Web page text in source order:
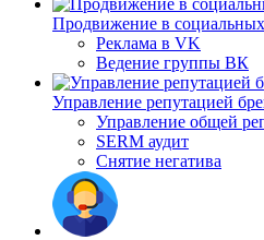
Продвижение в
Реклама в VK
Ведение группы ВК
Управление репутацией
Управление общей
SERM аудит
Снятие негатива